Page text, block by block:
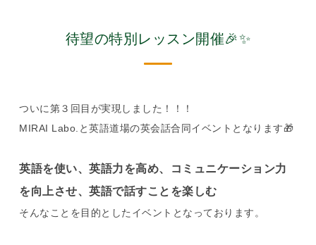
待望の特別レッスン開催🎉✨
ついに第３回目が実現しました！！！
MIRAI Labo.と英語道場の英会話合同イベントとなります🎁
英語を使い、英語力を高め、コミュニケーション力
を向上させ、英語で話すことを楽しむ
そんなことを目的としたイベントとなっております。